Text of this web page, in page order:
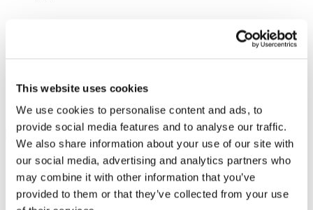
This website uses cookies
We use cookies to personalise content and ads, to
provide social media features and to analyse our traffic.
We also share information about your use of our site with
our social media, advertising and analytics partners who
may combine it with other information that you’ve
provided to them or that they’ve collected from your use